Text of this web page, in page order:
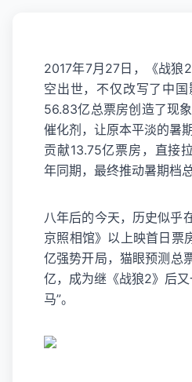
2017年7月27日，《战狼
空出世，不仅改写了中
56.83亿总票房创造了现
催化剂，让原本平淡的
贡献13.75亿票房，直接
年同期，最终推动暑期档
八年后的今天，历史似乎
京照相馆》以上映首日票
亿强势开局，猫眼预测总
亿，成为继《战狼2》后
马”。